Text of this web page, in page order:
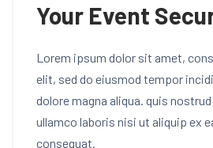
Your Event
Lorem ipsum dolor sit amet,
elit, sed do eiusmod tempor
dolore magna aliqua. quis
ullamco laboris nisi ut aliquip ex
consequat.